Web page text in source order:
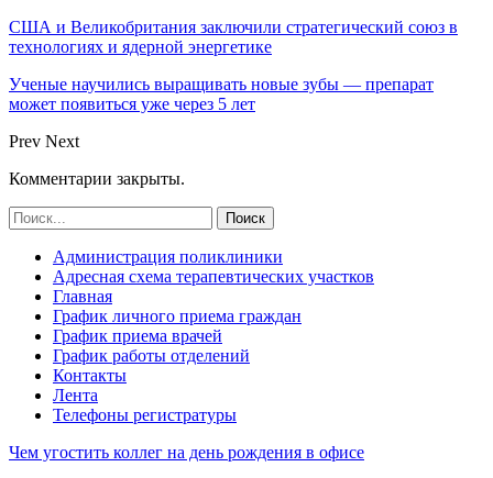
США и Великобритания заключили стратегический союз в
технологиях и ядерной энергетике
Ученые научились выращивать новые зубы — препарат
может появиться уже через 5 лет
Prev Next
Комментарии закрыты.
Администрация поликлиники
Адресная схема терапевтических участков
Главная
График личного приема граждан
График приема врачей
График работы отделений
Контакты
Лента
Телефоны регистратуры
Чем угостить коллег на день рождения в офисе